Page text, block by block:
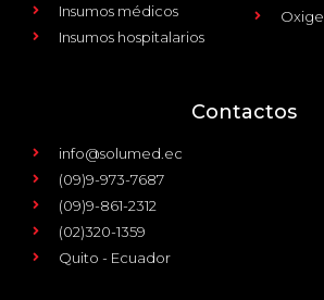
Insumos médicos
Insumos hospitalarios
Contactos
info@solumed.ec
(09)9-973-7687
(09)9-861-2312
(02)320-1359
Quito - Ecuador